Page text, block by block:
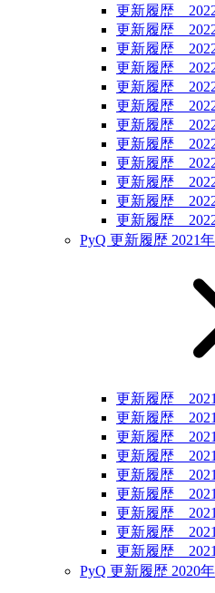
更新履歴
更新履歴
更新履歴
更新履歴
更新履歴
更新履歴
更新履歴
更新履歴
更新履歴
更新履歴
更新履歴
更新履歴
PyQ 更新履歴 2021年
更新履歴
更新履歴
更新履歴
更新履歴
更新履歴
更新履歴
更新履歴
更新履歴
更新履歴
PyQ 更新履歴 2020年